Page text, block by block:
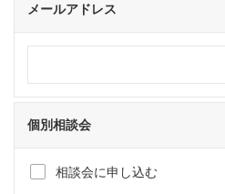
メールアドレス
個別相談会
相談会に申し込む